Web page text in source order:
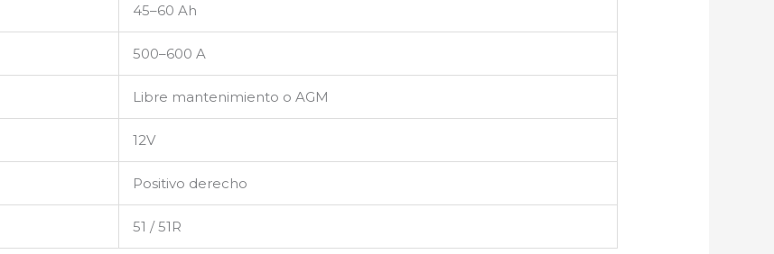
45–60 Ah
500–600 A
Libre mantenimiento o AGM
12V
Positivo derecho
51 / 51R